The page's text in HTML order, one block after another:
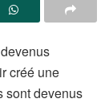
créé une
sont devenus